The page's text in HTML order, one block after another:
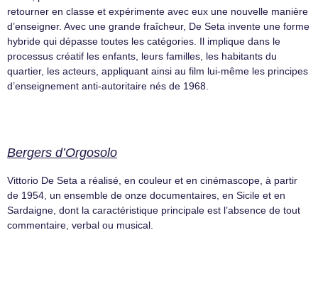
retourner en classe et expérimente avec eux une nouvelle manière
d’enseigner. Avec une grande fraîcheur, De Seta invente une forme
hybride qui dépasse toutes les catégories. Il implique dans le
processus créatif les enfants, leurs familles, les habitants du
quartier, les acteurs, appliquant ainsi au film lui-même les principes
d’enseignement anti-autoritaire nés de 1968.
Bergers d’Orgosolo
Vittorio De Seta a réalisé, en couleur et en cinémascope, à partir
de 1954, un ensemble de onze documentaires, en Sicile et en
Sardaigne, dont la caractéristique principale est l’absence de tout
commentaire, verbal ou musical.